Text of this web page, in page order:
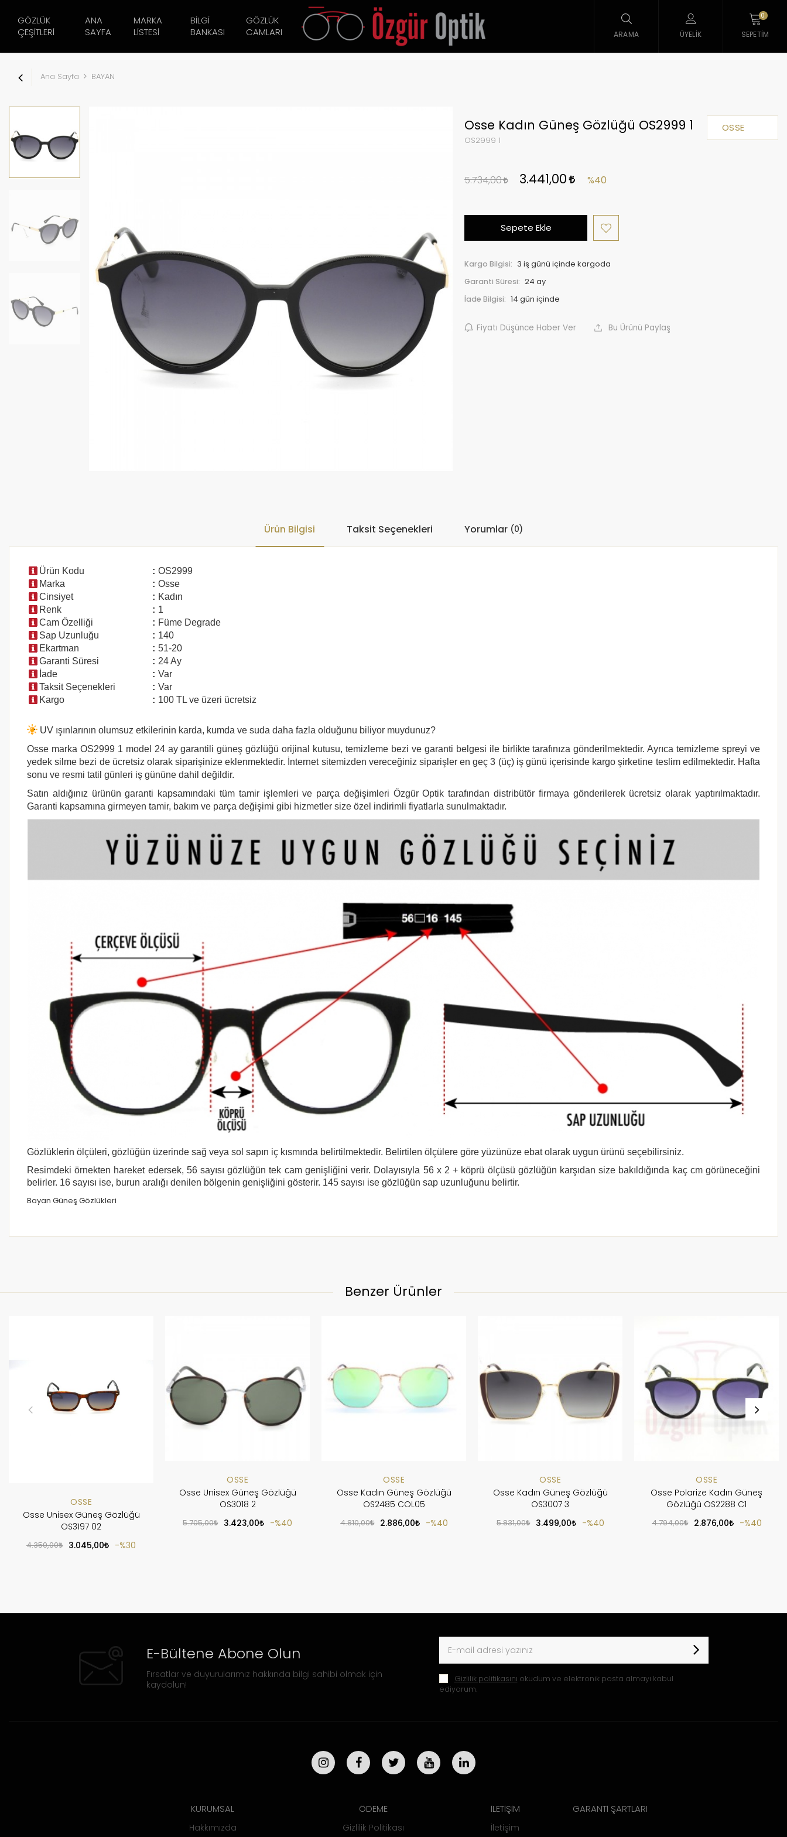
GÖZLÜK
ÇEŞITLERI
ANA
SAYFA
MARKA
LISTESI
BILGI
BANKASI
GÖZLÜK
CAMLARI
ARAMA ÜYELIK
0
SEPETIM
Ana Sayfa BAYAN
OSSE
Osse Kadın Güneş Gözlüğü OS2999 1
OS2999 1
5.734,00 3.441,00 %40
Sepete Ekle
Kargo Bilgisi: 3 iş günü içinde kargoda
Garanti Süresi: 24 ay
İade Bilgisi:
Fiyatı Düşünce Haber Ver Bu Ürünü Paylaş
Ürün Bilgisi Taksit Seçenekleri Yorumlar (0)
Ürün Kodu : OS2999
Marka
: Osse
Cinsiyet
: Kadın
Renk
: 1
Cam Özelliği
: Füme Degrade
Sap Uzunluğu
: 140
Ekartman
: 51-20
Garanti Süresi
: 24 Ay
İade
: Var
Taksit Seçenekleri
: Var
Kargo
: 100 TL ve üzeri ücretsiz
UV ışınlarının olumsuz etkilerinin karda, kumda ve suda daha fazla olduğunu biliyor muydunuz?
Osse marka OS2999 1 model 24 ay garantili güneş gözlüğü orijinal kutusu, temizleme bezi ve garanti belgesi ile birlikte tarafınıza gönderilmektedir. Ayrıca temizleme spreyi ve
yedek silme bezi de ücretsiz olarak siparişinize eklenmektedir. İnternet sitemizden vereceğiniz siparişler en geç 3 (üç) iş günü içerisinde kargo şirketine teslim edilmektedir. Hafta
sonu ve resmi tatil günleri iş gününe dahil değildir.
Satın aldığınız ürünün garanti kapsamındaki tüm tamir işlemleri ve parça değişimleri Özgür Optik tarafından distribütör firmaya gönderilerek ücretsiz olarak yaptırılmaktadır.
Garanti kapsamına girmeyen tamir, bakım ve parça değişimi gibi hizmetler size özel indirimli fiyatlarla sunulmaktadır.
Gözlüklerin ölçüleri, gözlüğün üzerinde sağ veya sol sapın iç kısmında belirtilmektedir. Belirtilen ölçülere göre yüzünüze ebat olarak uygun ürünü seçebilirsiniz.
Resimdeki örnekten hareket edersek, 56 sayısı gözlüğün tek cam genişliğini verir. Dolayısıyla 56 x 2 + köprü ölçüsü gözlüğün karşıdan size bakıldığında kaç cm görüneceğini
belirler. 16 sayısı ise, burun aralığı denilen bölgenin genişliğini gösterir. 145 sayısı ise gözlüğün sap uzunluğunu belirtir.
Bayan Güneş Gözlükleri
Benzer Ürünler
OSSE
Osse Unisex Güneş Gözlüğü
OS3197 02
4.350,00 3.045,00 %30
OSSE
Osse Unisex Güneş Gözlüğü
OS3018 2
5.705,00 3.423,00 %40
OSSE
Osse Kadın Güneş Gözlüğü
OS2485 COL05
4.810,00 2.886,00 %40
OSSE
Osse Kadın Güneş Gözlüğü
OS3007 3
5.831,00 3.499,00 %40
OSSE
Osse Polarize Kadın Güneş
Gözlüğü OS2288 C1
4.794,00 2.876,00 %40
E-Bültene Abone Olun
Fırsatlar ve duyurularımız hakkında bilgi sahibi olmak için
kaydolun!
Gizlilik politikasını okudum ve elektronik posta almayı kabul
ediyorum.
KURUMSAL
Hakkımızda
ÖDEME
Gizlilik Politikası
İLETİŞİM
İletişim
GARANTİ ŞARTLARI